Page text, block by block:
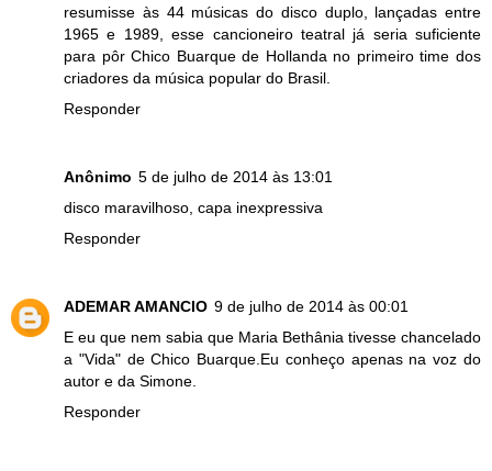
resumisse às 44 músicas do disco duplo, lançadas entre
1965 e 1989, esse cancioneiro teatral já seria suficiente
para pôr Chico Buarque de Hollanda no primeiro time dos
criadores da música popular do Brasil.
Responder
Anônimo 5 de julho de 2014 às 13:01
disco maravilhoso, capa inexpressiva
Responder
ADEMAR AMANCIO 9 de julho de 2014 às 00:01
E eu que nem sabia que Maria Bethânia tivesse chancelado
a "Vida" de Chico Buarque.Eu conheço apenas na voz do
autor e da Simone.
Responder